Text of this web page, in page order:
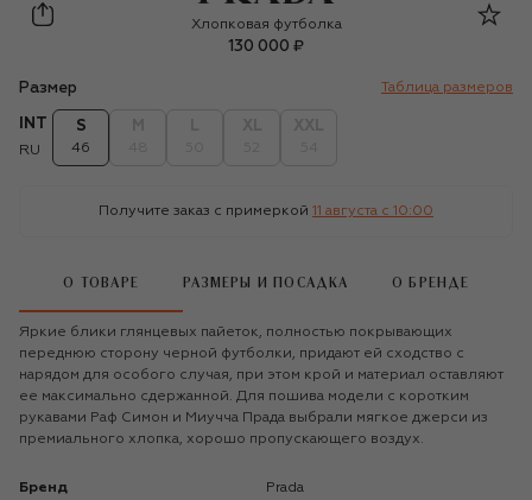
Prada
Хлопковая футболка
130 000 ₽
Размер Таблица размеров
INT
RU
S
46
Получите заказ с примеркой 11 августа c 10:00
О ТОВАРЕ РАЗМЕРЫ И ПОСАДКА О БРЕНДЕ
Яркие блики глянцевых пайеток, полностью покрывающих
переднюю сторону черной футболки, придают ей сходство с
нарядом для особого случая, при этом крой и материал оставляют
ее максимально сдержанной. Для пошива модели с коротким
рукавами Раф Симон и Миучча Прада выбрали мягкое джерси из
премиального хлопка, хорошо пропускающего воздух.
Бренд Prada